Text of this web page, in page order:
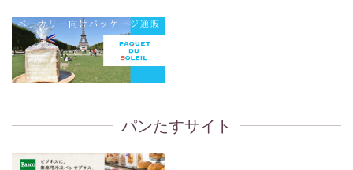
パンたすサイト